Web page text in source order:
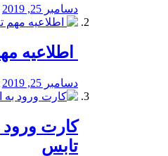
دسامبر 25, 2019
اطلاعیه
دسامبر 25, 2019
کارت ورود
تابس